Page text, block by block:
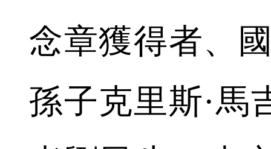
念章獲得者、
孫子克里斯·馬